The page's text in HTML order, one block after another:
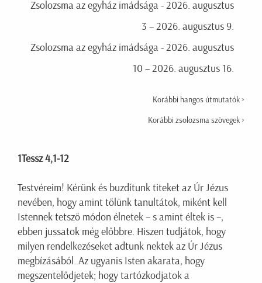
Zsolozsma az egyház imádsága - 2026. augusztus
3 – 2026. augusztus 9.
Zsolozsma az egyház imádsága - 2026. augusztus
10 – 2026. augusztus 16.
Korábbi hangos útmutatók >
Korábbi zsolozsma szövegek >
1Tessz 4,1-12
Testvéreim! Kérünk és buzdítunk titeket az Úr Jézus
nevében, hogy amint tőlünk tanultátok, miként kell
Istennek tetsző módon élnetek – s amint éltek is –,
ebben jussatok még előbbre. Hiszen tudjátok, hogy
milyen rendelkezéseket adtunk nektek az Úr Jézus
megbízásából. Az ugyanis Isten akarata, hogy
megszentelődjetek; hogy tartózkodjatok a